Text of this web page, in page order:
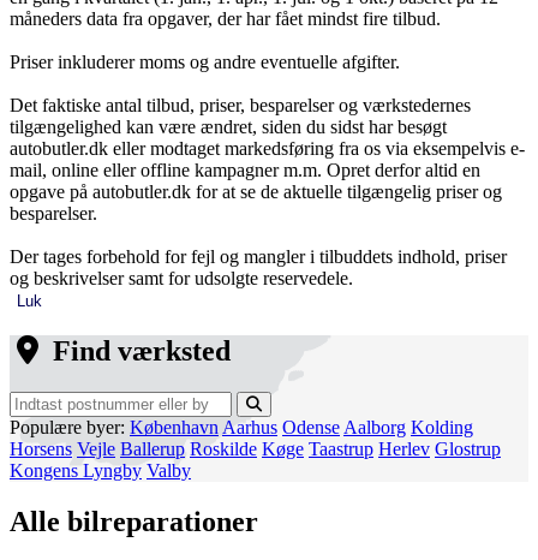
måneders data fra opgaver, der har fået mindst fire tilbud.
Priser inkluderer moms og andre eventuelle afgifter.
Det faktiske antal tilbud, priser, besparelser og værkstedernes
tilgængelighed kan være ændret, siden du sidst har besøgt
autobutler.dk eller modtaget markedsføring fra os via eksempelvis e-
mail, online eller offline kampagner m.m. Opret derfor altid en
opgave på autobutler.dk for at se de aktuelle tilgængelig priser og
besparelser.
Der tages forbehold for fejl og mangler i tilbuddets indhold, priser
og beskrivelser samt for udsolgte reservedele.
Luk
Find værksted
Populære byer: København Aarhus Odense Aalborg Kolding
Horsens Vejle Ballerup Roskilde Køge Taastrup Herlev Glostrup
Kongens Lyngby Valby
Alle bilreparationer